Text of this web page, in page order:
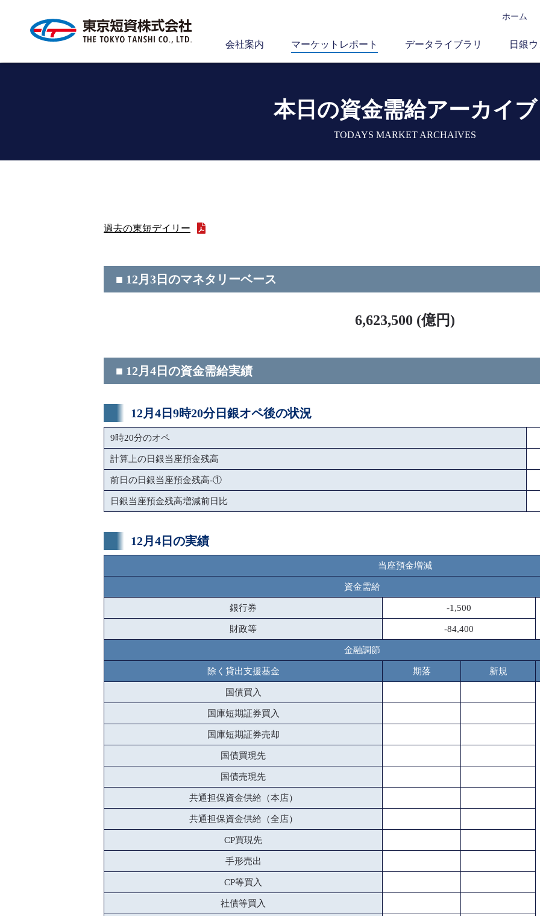
ホーム
会社案内 マーケットレポート データライブラリ 日銀
本日の資金需給アーカイブ
TODAYS MARKET ARCHAIVES
過去の東短デイリー
■ 12月3日のマネタリーベース
6,623,500 (億円)
■ 12月4日の資金需給実績
12月4日9時20分日銀オペ後の状況
9時20分のオペ
計算上の日銀当座預金残高
前日の日銀当座預金残高-①
日銀当座預金残高増減前日比
12月4日の実績
当座預金増減
資金需給
銀行券 -1,500
財政等 -84,400
金融調節
除く貸出支援基金 期落 新規
国債買入
国庫短期証券買入
国庫短期証券売却
国債買現先
国債売現先
共通担保資金供給（本店）
共通担保資金供給（全店）
CP買現先
手形売出
CP等買入
社債等買入